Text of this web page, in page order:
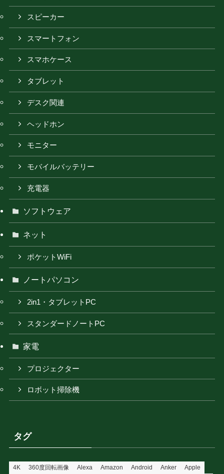
スピーカー
スマートフォン
スマホケース
タブレット
デスク関連
ヘッドホン
モニター
モバイルバッテリー
充電器
ソフトウェア
ネット
ポケットWiFi
ノートパソコン
2in1・タブレットPC
スタンダードノートPC
家電
プロジェクター
ロボット掃除機
タグ
4K 360度回転画像 Alexa Amazon Android Anker Apple